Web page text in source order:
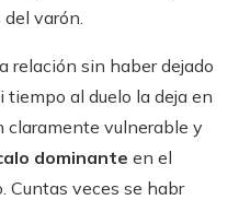
varón.
relación sin haber dejado
tiempo al duelo la deja en
claramente vulnerable y
dominante en el
Cuntas veces se habr